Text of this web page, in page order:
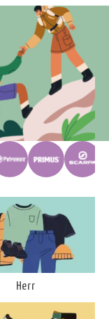
Herr